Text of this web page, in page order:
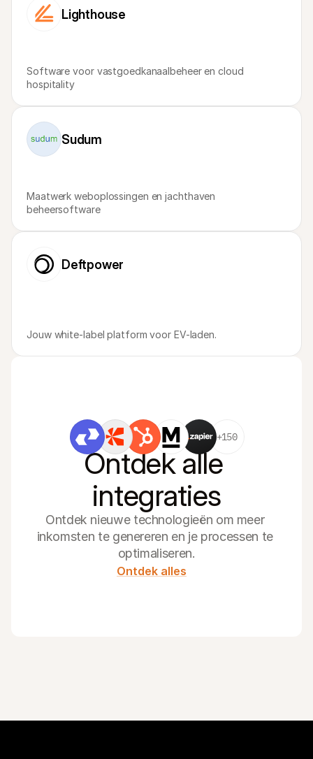
Lighthouse
Software voor vastgoedkanaalbeheer en cloud
hospitality
Sudum
Maatwerk weboplossingen en jachthaven
beheersoftware
Deftpower
Jouw white-label platform voor EV-laden.
+150
Ontdek alle
integraties
Ontdek nieuwe technologieën om meer
inkomsten te genereren en je processen te
optimaliseren.
Ontdek alles
Voor consumenten
Waarom zie je Mollie op je bankafschrift?
Ontdek hoe we jouw bedrijf kunnen helpen